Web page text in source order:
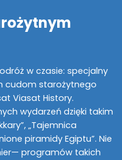
w czasie: specjalny
cudom starożytnego
Viasat History.
wydarzeń dzięki takim
„Tajemnica
piramidy Egiptu”. Nie
programów takich